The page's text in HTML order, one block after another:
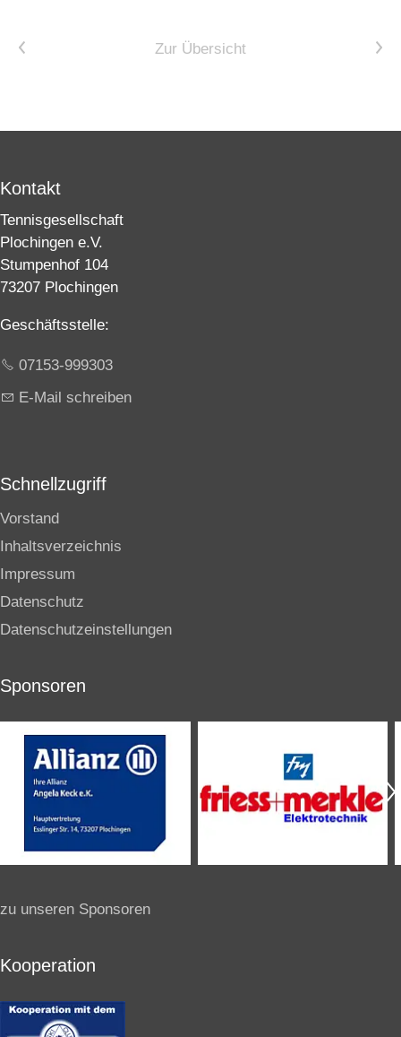
Vorheriger Artikel Zur Übersicht Nächster Artikel
Kontakt
Tennisgesellschaft
Plochingen e.V.
Stumpenhof 104
73207 Plochingen
Geschäftsstelle:
07153-999303
E-Mail schreiben
Schnellzugriff
Vorstand
Inhaltsverzeichnis
Impressum
Datenschutz
Datenschutzeinstellungen
Sponsoren
zu unseren Sponsoren
Kooperation